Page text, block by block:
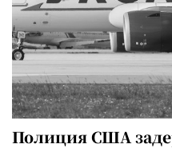
Полиция США